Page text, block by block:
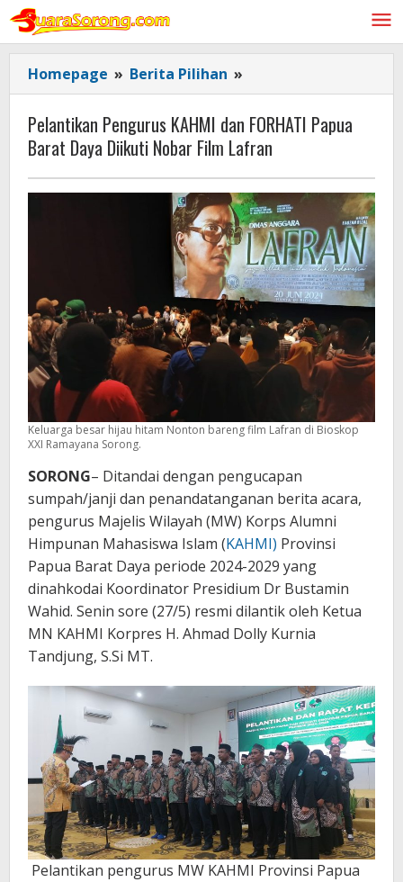
Lewati
konten
Homepage » Berita Pilihan »
Pengurus
KAHMI
dan
FORHATI
Papua
Barat
Daya
Diikuti
Nobar
Film
Lafran
Pelantikan Pengurus KAHMI dan FORHATI Papua
Barat Daya Diikuti Nobar Film Lafran
Keluarga besar hijau hitam Nonton bareng film Lafran di Bioskop
XXI Ramayana Sorong.
SORONG– Ditandai dengan pengucapan
sumpah/janji dan penandatanganan berita acara,
pengurus Majelis Wilayah (MW) Korps Alumni
Himpunan Mahasiswa Islam (KAHMI) Provinsi
Papua Barat Daya periode 2024-2029 yang
dinahkodai Koordinator Presidium Dr Bustamin
Wahid. Senin sore (27/5) resmi dilantik oleh Ketua
MN KAHMI Korpres H. Ahmad Dolly Kurnia
Tandjung, S.Si MT.
Pelantikan pengurus MW KAHMI Provinsi Papua